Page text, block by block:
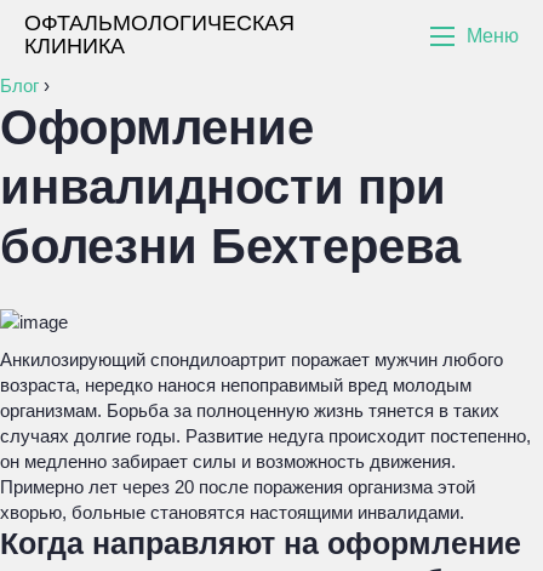
ОФТАЛЬМОЛОГИЧЕСКАЯ
КЛИНИКА
Меню
Блог ›
Оформление
инвалидности при
болезни Бехтерева
Анкилозирующий спондилоартрит поражает мужчин любого
возраста, нередко нанося непоправимый вред молодым
организмам. Борьба за полноценную жизнь тянется в таких
случаях долгие годы. Развитие недуга происходит постепенно,
он медленно забирает силы и возможность движения.
Примерно лет через 20 после поражения организма этой
хворью, больные становятся настоящими инвалидами.
Когда направляют на оформление